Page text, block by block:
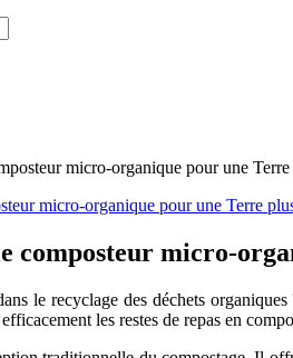
micro-organique pour une
composteur micro-
le recyclage des déchets
les restes de repas en